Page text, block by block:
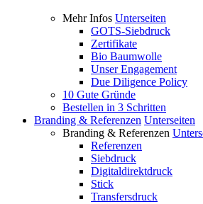
Mehr Infos Unterseiten
GOTS-Siebdruck
Zertifikate
Bio Baumwolle
Unser Engagement
Due Diligence Policy
10 Gute Gründe
Bestellen in 3 Schritten
Branding & Referenzen Unterseiten
Branding & Referenzen
Referenzen
Siebdruck
Digitaldirektdruck
Stick
Transfersdruck